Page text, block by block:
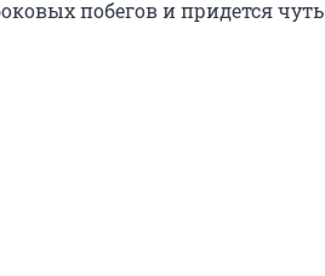
побегов и придется чуть